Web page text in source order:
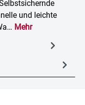
und leichte
Mehr